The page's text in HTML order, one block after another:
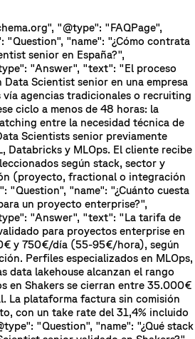
"@type": "FAQPage",
"name": "¿Cómo contrata
senior en España?",
"Answer", "text": "El proceso
Scientist senior en una empresa
vía agencias tradicionales o recruiting
ciclo a menos de 48 horas: la
entre la necesidad técnica de
Scientists senior previamente
Databricks y MLOps. El cliente recibe
según stack, sector y
(proyecto, fractional o integración
"Question", "name": "¿Cuánto cuesta
un proyecto enterprise?",
"Answer", "text": "La tarifa de
para proyectos enterprise en
y 750€/día (55-95€/hora), según
Perfiles especializados en MLOps,
data lakehouse alcanzan el rango
en Shakers se cierran entre 35.000€
La plataforma factura sin comisión
con un take rate del 31,4% incluido
"Question", "name": "¿Qué stack